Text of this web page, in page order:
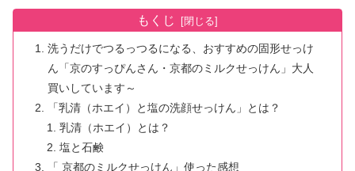
もくじ
洗うだけでつるっつるになる、おすすめの固形せっけ
ん「京のすっぴんさん・京都のミルクせっけん」大人
買いしています～
「乳清（ホエイ）と塩の洗顔せっけん」とは？
乳清（ホエイ）とは？
塩と石鹸
「 京都のミルクせっけん」使った感想